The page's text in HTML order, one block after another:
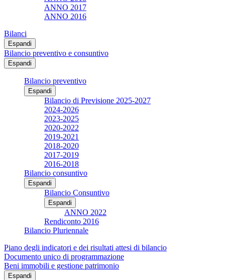
ANNO 2017
ANNO 2016
Bilanci
Espandi
Bilancio preventivo e consuntivo
Espandi
Bilancio preventivo
Espandi
Bilancio di Previsione 2025-2027
2024-2026
2023-2025
2020-2022
2019-2021
2018-2020
2017-2019
2016-2018
Bilancio consuntivo
Espandi
Bilancio Consuntivo
Espandi
ANNO 2022
Rendiconto 2016
Bilancio Pluriennale
Piano degli indicatori e dei risultati attesi di bilancio
Documento unico di programmazione
Beni immobili e gestione patrimonio
Espandi